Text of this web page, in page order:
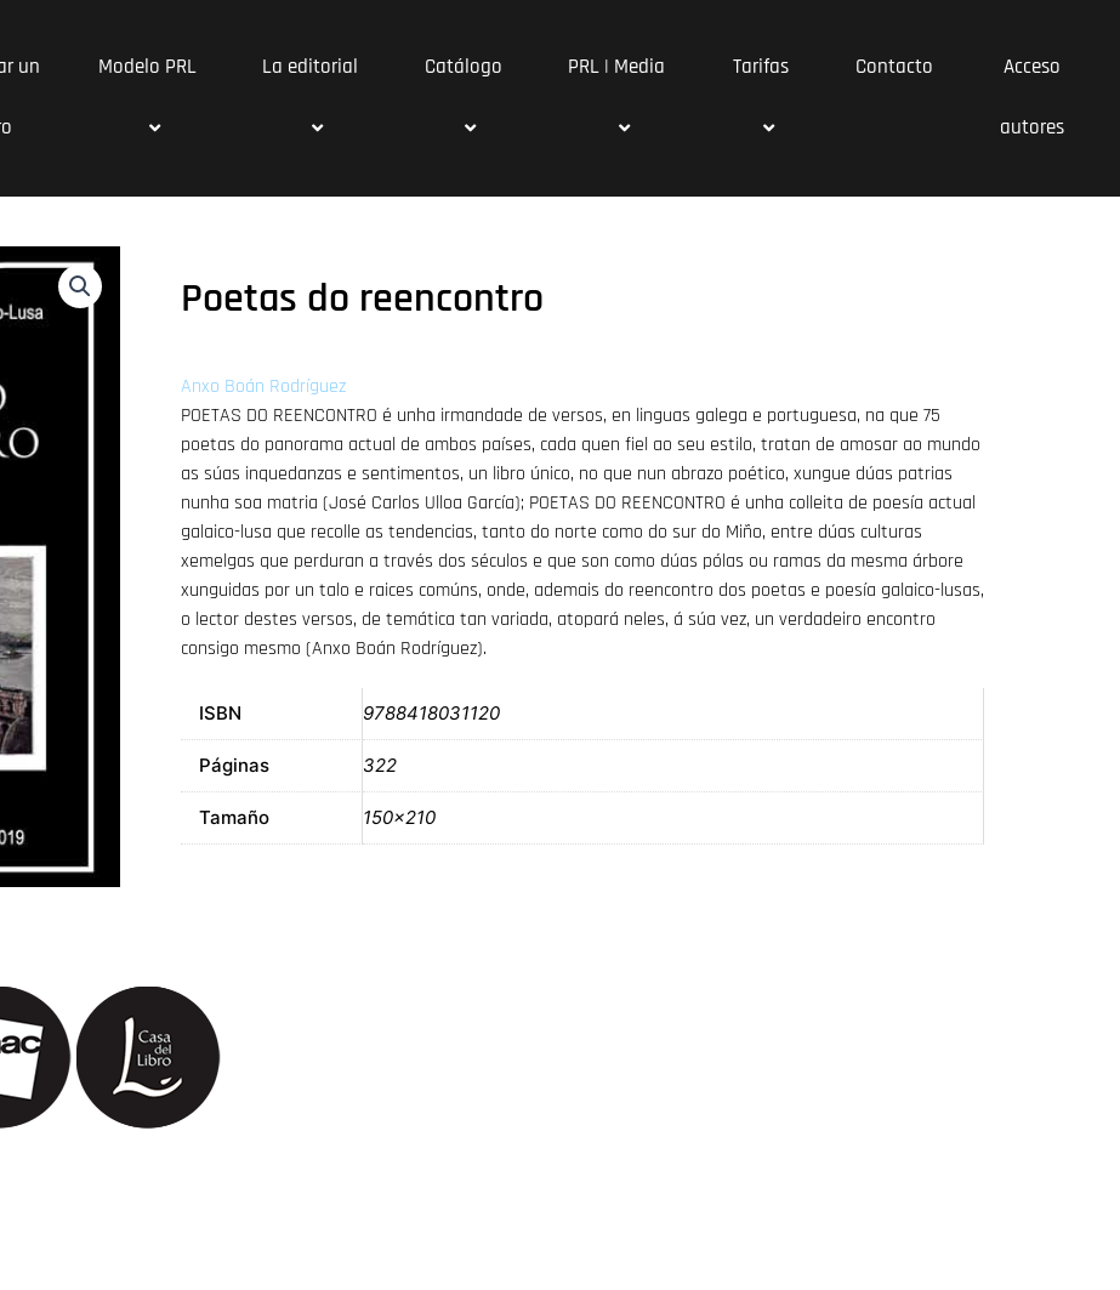
un Modelo PRL La editorial Catálogo PRL | Media Tarifas Contacto Acceso
autores
Poetas do reencontro
Anxo Boán Rodríguez
POETAS DO REENCONTRO é unha irmandade de versos, en linguas galega e portuguesa, na que 75
poetas do panorama actual de ambos países, cada quen fiel ao seu estilo, tratan de amosar ao mundo
as súas inquedanzas e sentimentos, un libro único, no que nun abrazo poético, xungue dúas patrias
nunha soa matria (José Carlos Ulloa García); POETAS DO REENCONTRO é unha colleita de poesía actual
galaico-lusa que recolle as tendencias, tanto do norte como do sur do Miño, entre dúas culturas
xemelgas que perduran a través dos séculos e que son como dúas pólas ou ramas da mesma árbore
xunguidas por un talo e raices comúns, onde, ademais do reencontro dos poetas e poesía galaico-lusas,
o lector destes versos, de temática tan variada, atopará neles, á súa vez, un verdadeiro encontro
consigo mesmo (Anxo Boán Rodríguez).
ISBN 9788418031120
Páginas 322
Tamaño 150×210